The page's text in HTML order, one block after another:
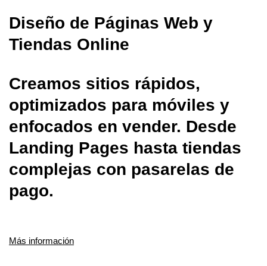
Diseño de Páginas Web y
Tiendas Online
Creamos sitios rápidos,
optimizados para móviles y
enfocados en vender. Desde
Landing Pages hasta tiendas
complejas con pasarelas de
pago.
Más información